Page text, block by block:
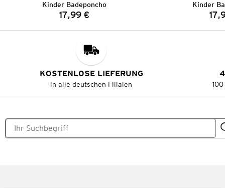
Kinder Badeponcho
Preis:
17,99 €
Kinder
KOSTENLOSE LIEFERUNG
in alle deutschen Filialen